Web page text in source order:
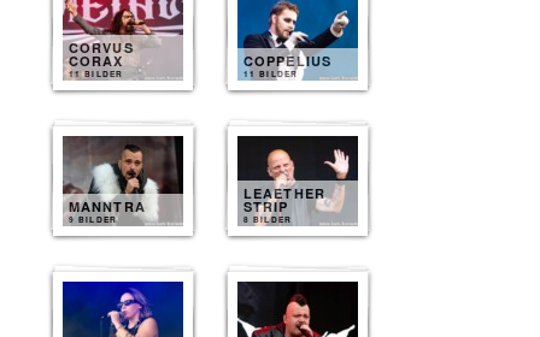
CORVUS
CORAX
11 BILDER
COPPELIUS
11 BILDER
MANNTRA
9 BILDER
LEAETHER
STRIP
8 BILDER